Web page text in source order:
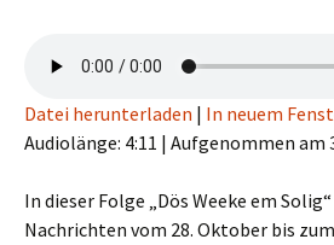
Datei herunterladen | In neuem
Audiolänge: 4:11 | Aufgenommen am
In dieser Folge „Dös Weeke em
Nachrichten vom 28. Oktober bis